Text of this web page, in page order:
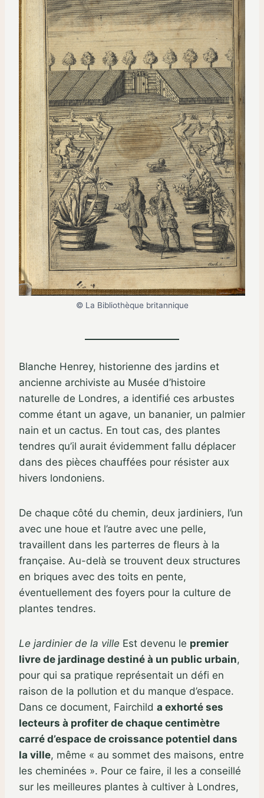
© La Bibliothèque britannique
Blanche Henrey, historienne des jardins et
ancienne archiviste au Musée d’histoire
naturelle de Londres, a identifié ces arbustes
comme étant un agave, un bananier, un palmier
nain et un cactus. En tout cas, des plantes
tendres qu’il aurait évidemment fallu déplacer
dans des pièces chauffées pour résister aux
hivers londoniens.
De chaque côté du chemin, deux jardiniers, l’un
avec une houe et l’autre avec une pelle,
travaillent dans les parterres de fleurs à la
française. Au-delà se trouvent deux structures
en briques avec des toits en pente,
éventuellement des foyers pour la culture de
plantes tendres.
Le jardinier de la ville Est devenu le premier
livre de jardinage destiné à un public urbain,
pour qui sa pratique représentait un défi en
raison de la pollution et du manque d’espace.
Dans ce document, Fairchild a exhorté ses
lecteurs à profiter de chaque centimètre
carré d’espace de croissance potentiel dans
la ville, même « au sommet des maisons, entre
les cheminées ». Pour ce faire, il les a conseillé
sur les meilleures plantes à cultiver à Londres,